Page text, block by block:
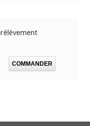
COMMANDER